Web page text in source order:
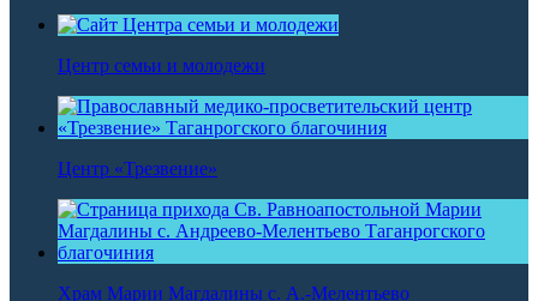
Центр семьи и молодежи
Центр «Трезвение»
Храм Марии Магдалины с. А.-Мелентьево